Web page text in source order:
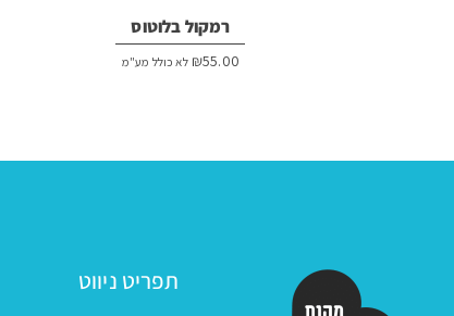
רמקול בלוטוס
₪55.00 לא כולל מע"מ
תפריט ניווט